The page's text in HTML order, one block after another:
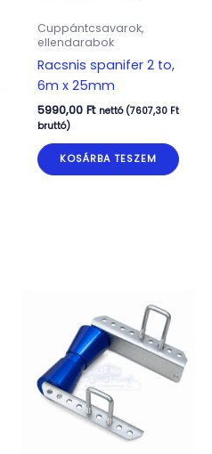
Cuppántcsavarok,
ellendarabok
Racsnis spanifer 2 to,
6m x 25mm
5990,00 Ft nettó (7607,30 Ft
bruttó)
KOSÁRBA TESZEM